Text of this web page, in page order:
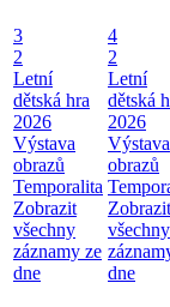
3
2
Letní
dětská hra
2026
Výstava
obrazů
Temporalita
Zobrazit
všechny
záznamy ze
dne
4
2
Letní
dětská
2026
Výstava
obrazů
Zobrazit
všechny
dne